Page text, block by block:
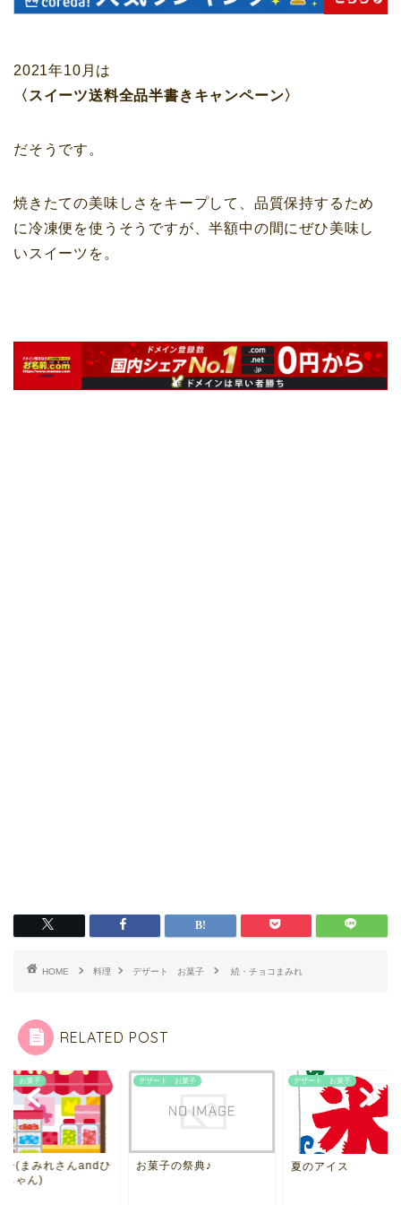
2021年10月は
〈スイーツ送料全品半書きキャンペーン〉
だそうです。
焼きたての美味しさをキープして、品質保持するため
に冷凍便を使うそうですが、半額中の間にぜひ美味し
いスイーツを。
HOME 料理 デザート お菓子 続・チョコまみれ
RELATED POST
ト お菓子
子の祭典♪
デザート お菓子
夏のアイス
デザート お菓子
お菓子(まみれさん